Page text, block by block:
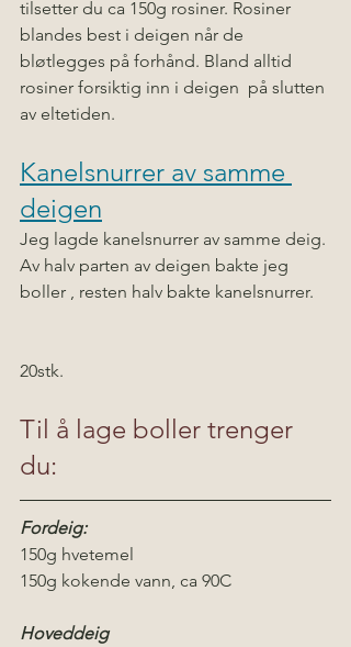
tilsetter du ca 150g rosiner. Rosiner
blandes best i deigen når de
bløtlegges på forhånd. Bland alltid
rosiner forsiktig inn i deigen  på slutten
av eltetiden.
Kanelsnurrer av samme
deigen
Jeg lagde kanelsnurrer av samme deig.
Av halv parten av deigen bakte jeg
boller , resten halv bakte kanelsnurrer.
20stk.
Til å lage boller trenger
du:
Fordeig:
150g hvetemel
150g kokende vann, ca 90C
Hoveddeig